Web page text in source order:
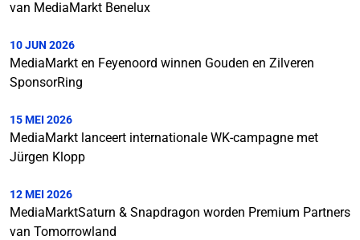
van MediaMarkt Benelux
10 JUN 2026
MediaMarkt en Feyenoord winnen Gouden en Zilveren
SponsorRing
15 MEI 2026
MediaMarkt lanceert internationale WK-campagne met
Jürgen Klopp
12 MEI 2026
MediaMarktSaturn & Snapdragon worden Premium Partners
van Tomorrowland